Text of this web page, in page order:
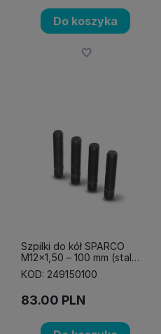
Do koszyka
Szpilki do kół SPARCO
M12x1,50 – 100 mm (stal
10,8)
KOD: 249150100
83.00 PLN